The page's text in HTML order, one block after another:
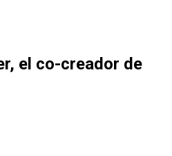
el co-creador de